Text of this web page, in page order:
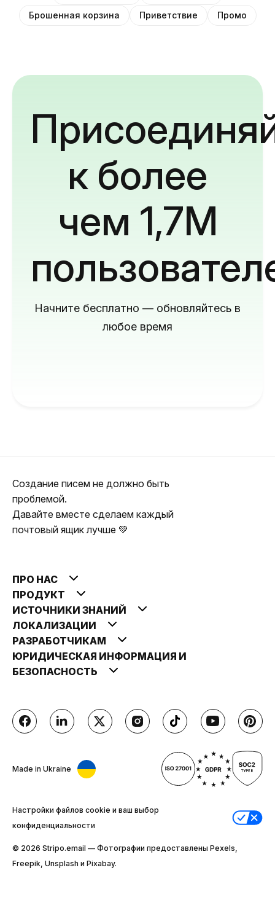
Брошенная корзина
Приветствие Промо
к более
чем 1,7M
Начните бесплатно — обновляйтесь в
любое время
Создание писем не должно быть
проблемой.
Давайте вместе сделаем каждый
почтовый ящик лучше 💚
ПРО НАС
ПРОДУКТ
ИСТОЧНИКИ ЗНАНИЙ
ЛОКАЛИЗАЦИИ
РАЗРАБОТЧИКАМ
ЮРИДИЧЕСКАЯ ИНФОРМАЦИЯ И
БЕЗОПАСНОСТЬ
Made in Ukraine
Настройки файлов cookie и ваш выбор
конфиденциальности
© 2026 Stripо.email — Фотографии предоставлены Pexels,
Freepik, Unsplash и Pixabay.